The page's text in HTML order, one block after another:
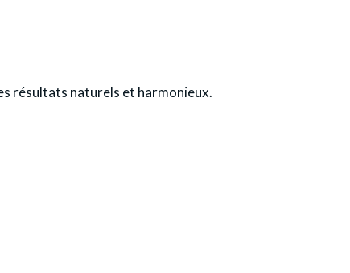
résultats naturels et harmonieux.